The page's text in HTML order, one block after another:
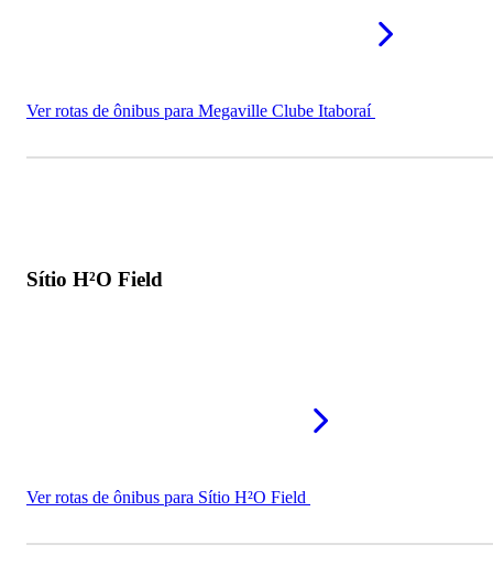
Ver rotas de ônibus para Megaville Clube Itaboraí
Sítio H²O Field
Ver rotas de ônibus para Sítio H²O Field